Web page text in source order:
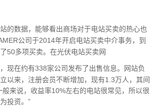
的数据，能够看出商场对于电站买卖的热心也
公司于2014年开启电站买卖中介事务，到
50多项买卖。在光伏电站买卖网
，现在约有338家公司发布了出售信息。网站负
以来，注册会员不断增加， 现有1.3万人，其间
般来说，收益率10%左右的电站很常见，所以很
投资。”